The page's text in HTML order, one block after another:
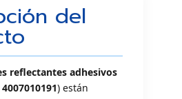
del
reflectantes adhesivos
4007010191) están